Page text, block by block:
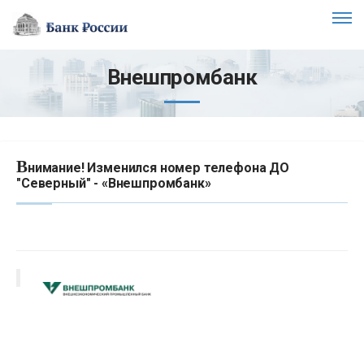
Внешпромбанк
Внимание! Изменился номер телефона ДО
"Северный" - «Внешпромбанк»